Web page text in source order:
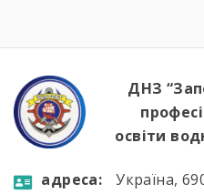
загрозам;🔹
ДНЗ
освіти
aдресa:
Україна,